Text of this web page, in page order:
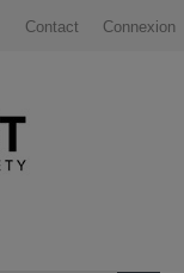
Connexion
Contact